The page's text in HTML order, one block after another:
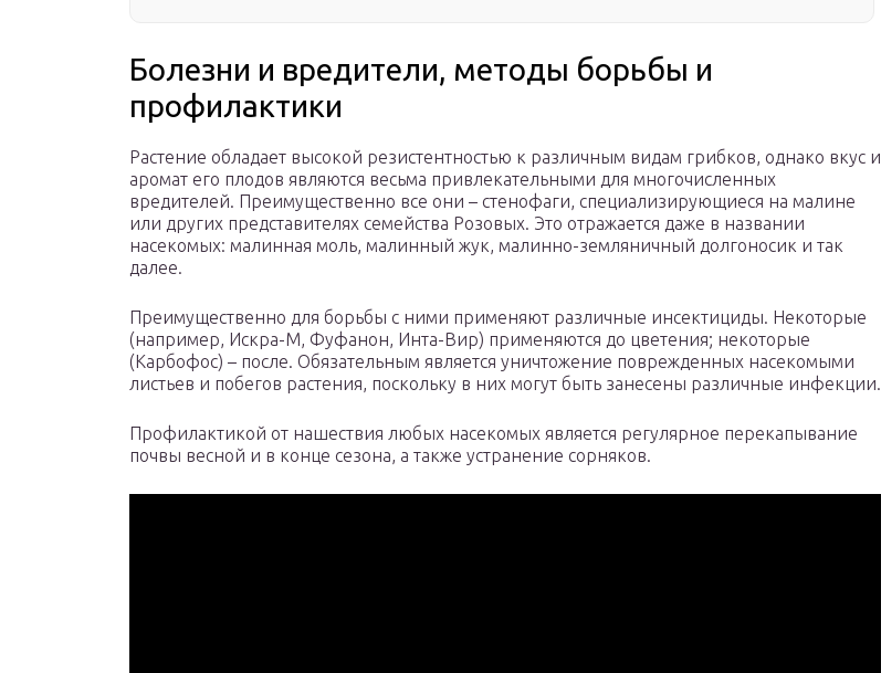
Болезни и вредители, методы борьбы и
профилактики
Растение обладает высокой резистентностью к различным видам грибков, однако вкус и
аромат его плодов являются весьма привлекательными для многочисленных
вредителей. Преимущественно все они – стенофаги, специализирующиеся на малине
или других представителях семейства Розовых. Это отражается даже в названии
насекомых: малинная моль, малинный жук, малинно-земляничный долгоносик и так
далее.
Преимущественно для борьбы с ними применяют различные инсектициды. Некоторые
(например, Искра-М, Фуфанон, Инта-Вир) применяются до цветения; некоторые
(Карбофос) – после. Обязательным является уничтожение поврежденных насекомыми
листьев и побегов растения, поскольку в них могут быть занесены различные инфекции.
Профилактикой от нашествия любых насекомых является регулярное перекапывание
почвы весной и в конце сезона, а также устранение сорняков.